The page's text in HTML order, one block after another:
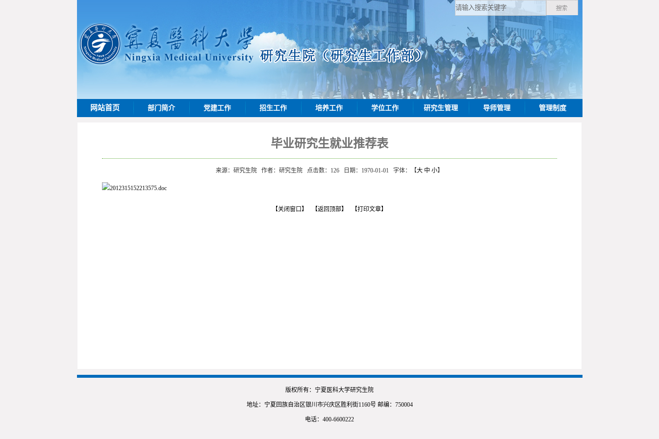
网站首页 部门简介 党建工作 招生工作 培养工作 学位工作 研究生管理 导师管理 管理制度
毕业研究生就业推荐表
来源：研究生院 作者：研究生院 点击数： 126 日期：1970-01-01 字体：【大 中 小】
2012315152213575.doc
【关闭窗口】 【返回顶部】 【打印文章】
版权所有：宁夏医科大学研究生院
地址：宁夏回族自治区银川市兴庆区胜利街1160号 邮编：750004
电话：400-6600222